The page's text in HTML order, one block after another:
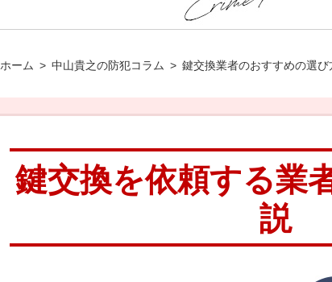
ホーム 中山貴之の防犯コラム 鍵交換業者のおすすめの選び
鍵交換を依頼する業
説